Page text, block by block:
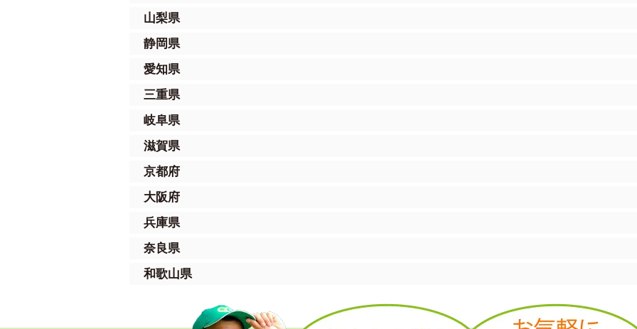
山梨県
静岡県
愛知県
三重県
岐阜県
滋賀県
京都府
大阪府
兵庫県
奈良県
和歌山県